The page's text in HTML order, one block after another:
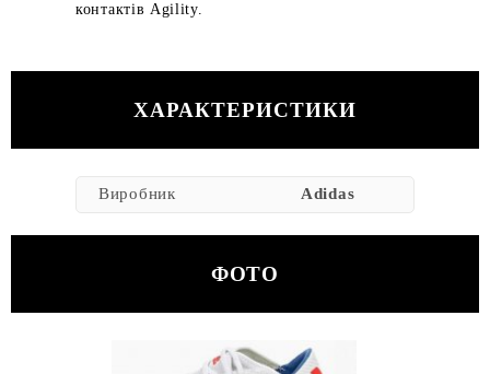
контактів Agility.
ХАРАКТЕРИСТИКИ
Виробник Adidas
ФОТО